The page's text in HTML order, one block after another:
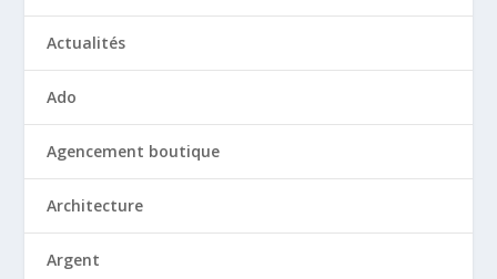
Actualités
Ado
Agencement boutique
Architecture
Argent